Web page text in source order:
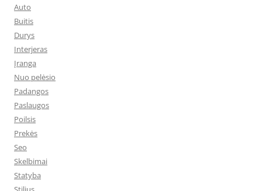
Auto
Buitis
Durys
Interjeras
Įranga
Nuo pelėsio
Padangos
Paslaugos
Poilsis
Prekės
Seo
Skelbimai
Statyba